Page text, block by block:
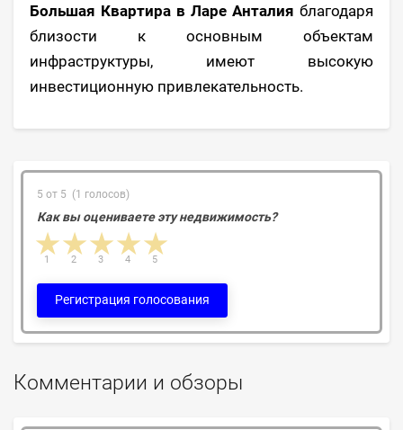
Большая Квартира в Ларе Анталия благодаря
близости к основным объектам
инфраструктуры, имеют высокую
инвестиционную привлекательность.
5 от 5 (1 голосов)
Как вы оцениваете эту недвижимость?
4 stars
3 stars
2 stars
1 star 5
4
3
2
1
Регистрация голосования
Комментарии и обзоры